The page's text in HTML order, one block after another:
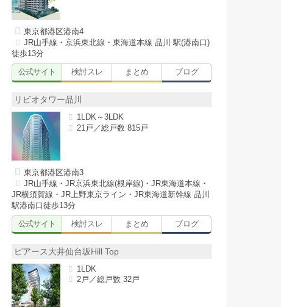
東京都港区港南4
JR山手線・京浜東北線・東海道本線 品川 駅(港南口)
徒歩13分
公式サイト
検討スレ まとめ ブログ
リビオタワー品川
1LDK～3LDK
21戸／総戸数 815戸
東京都港区港南3
JR山手線・JR京浜東北線(根岸線)・JR東海道本線・
JR横須賀線・JR上野東京ライン・JR東海道新幹線 品川
駅港南口徒歩13分
公式サイト
検討スレ まとめ ブログ
ピアース大井仙台坂Hill Top
1LDK
2戸／総戸数 32戸